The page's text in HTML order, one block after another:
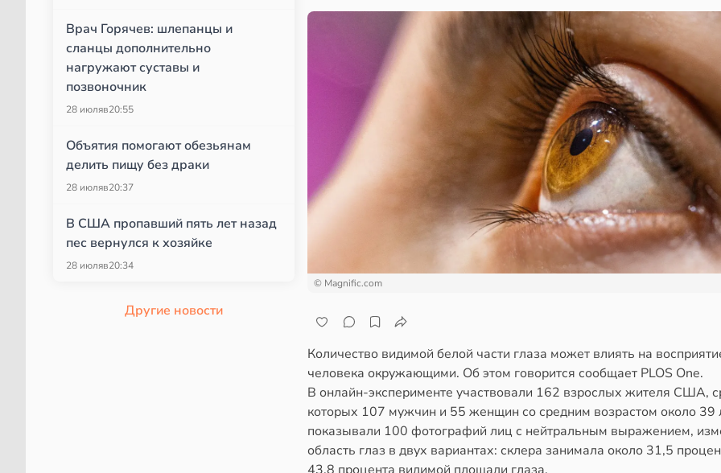
Врач Горячев: шлепанцы и
сланцы дополнительно
нагружают суставы и
позвоночник
28 июляв20:55
Объятия помогают обезьянам
делить пищу без драки
28 июляв20:37
В США пропавший пять лет назад
пес вернулся к хозяйке
28 июляв20:34
Другие новости
© Magnific.com
Количество видимой белой части глаза может влиять на
человека окружающими. Об этом говорится сообщает PLOS One.
В онлайн-эксперименте участвовали 162 взрослых жителя США,
которых 107 мужчин и 55 женщин со средним возрастом около 39
показывали 100 фотографий лиц с нейтральным выражением,
область глаз в двух вариантах: склера занимала около 31,5